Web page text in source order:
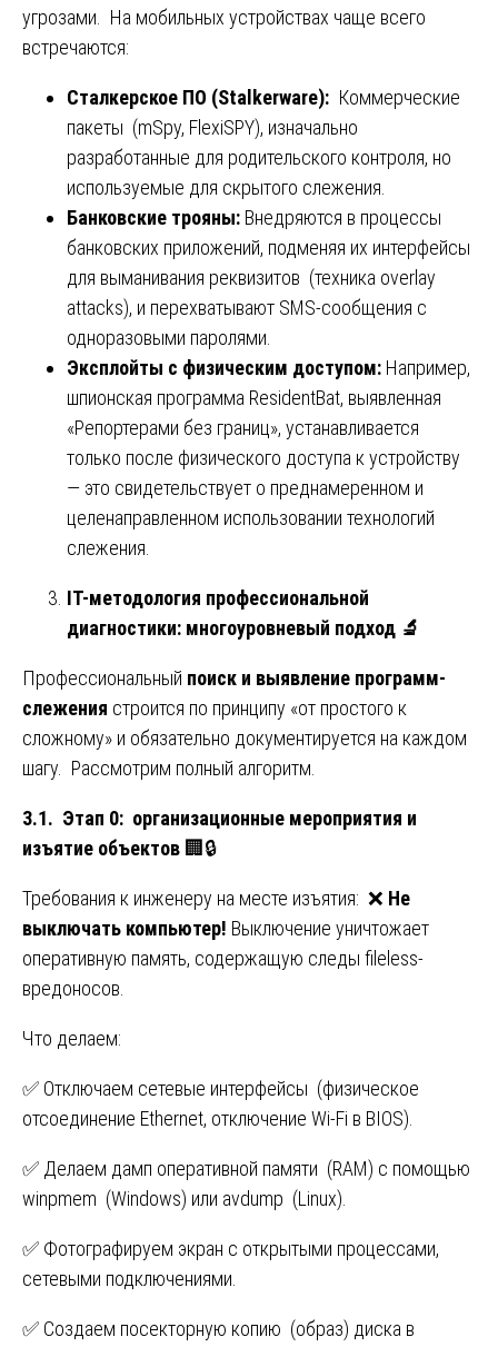
угрозами. На мобильных устройствах чаще всего
встречаются:
Сталкерское ПО (Stalkerware): Коммерческие
пакеты (mSpy, FlexiSPY), изначально
разработанные для родительского контроля, но
используемые для скрытого слежения.
Банковские трояны: Внедряются в процессы
банковских приложений, подменяя их интерфейсы
для выманивания реквизитов (техника overlay
attacks), и перехватывают SMS-сообщения с
одноразовыми паролями.
Эксплойты с физическим доступом: Например,
шпионская программа ResidentBat, выявленная
«Репортерами без границ», устанавливается
только после физического доступа к устройству
— это свидетельствует о преднамеренном и
целенаправленном использовании технологий
слежения.
IT-методология профессиональной
диагностики: многоуровневый подход 🔬
Профессиональный поиск и выявление программ-
слежения строится по принципу «от простого к
сложному» и обязательно документируется на каждом
шагу. Рассмотрим полный алгоритм.
3.1. Этап 0: организационные мероприятия и
изъятие объектов 🏢🔒
Требования к инженеру на месте изъятия: ❌ Не
выключать компьютер! Выключение уничтожает
оперативную память, содержащую следы fileless-
вредоносов.
Что делаем:
✅ Отключаем сетевые интерфейсы (физическое
отсоединение Ethernet, отключение Wi-Fi в BIOS).
✅ Делаем дамп оперативной памяти (RAM) с помощью
winpmem (Windows) или avdump (Linux).
✅ Фотографируем экран с открытыми процессами,
сетевыми подключениями.
✅ Создаем посекторную копию (образ) диска в